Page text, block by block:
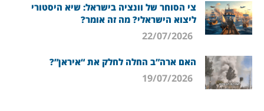
צי הסוחר של וונציה בישראל: שיא היסטורי
ליצוא הישראלי? מה זה אומר?
האם ארה”ב החלה לחלק את “איראן”?